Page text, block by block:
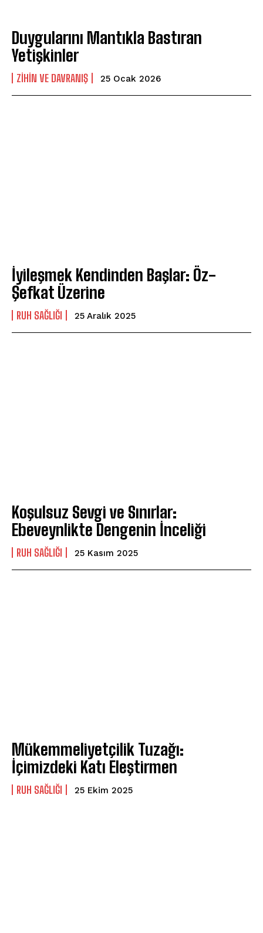
Duygularını Mantıkla Bastıran
Yetişkinler
⁠ZIHIN VE DAVRANIŞ 25 Ocak 2026
İyileşmek Kendinden Başlar: Öz-
Şefkat Üzerine
⁠RUH SAĞLIĞI 25 Aralık 2025
Koşulsuz Sevgi ve Sınırlar:
Ebeveynlikte Dengenin İnceliği
⁠RUH SAĞLIĞI 25 Kasım 2025
Mükemmeliyetçilik Tuzağı:
İçimizdeki Katı Eleştirmen
⁠RUH SAĞLIĞI 25 Ekim 2025